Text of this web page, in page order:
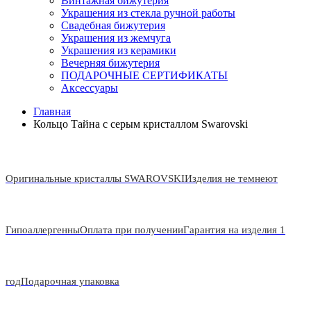
Украшения из стекла ручной работы
Свадебная бижутерия
Украшения из жемчуга
Украшения из керамики
Вечерняя бижутерия
ПОДАРОЧНЫЕ СЕРТИФИКАТЫ
Аксессуары
Главная
Кольцо Тайна с серым кристаллом Swarovski
Оригинальные кристаллы SWAROVSKIИзделия не темнеют
ГипоаллергенныОплата при полученииГарантия на изделия 1
годПодарочная упаковка